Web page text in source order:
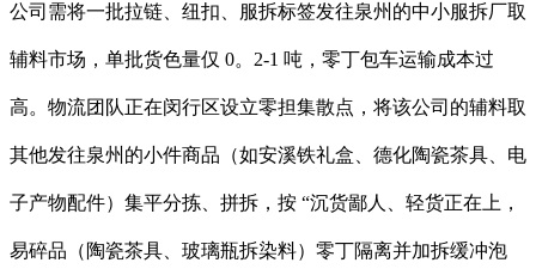
公司需将一批拉链、纽扣、服拆标签发往泉州的中小服拆厂取
辅料市场，单批货色量仅 0。2-1 吨，零丁包车运输成本过
高。物流团队正在闵行区设立零担集散点，将该公司的辅料取
其他发往泉州的小件商品（如安溪铁礼盒、德化陶瓷茶具、电
子产物配件）集平分拣、拼拆，按 “沉货鄙人、轻货正在上，
易碎品（陶瓷茶具、玻璃瓶拆染料）零丁隔离并加拆缓冲泡